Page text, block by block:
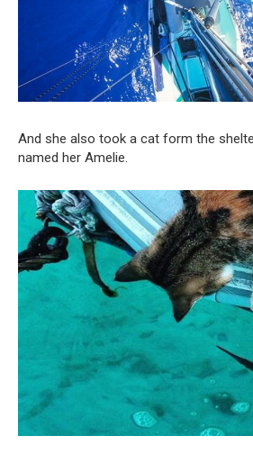
And she also took a cat form the
named her Amelie.